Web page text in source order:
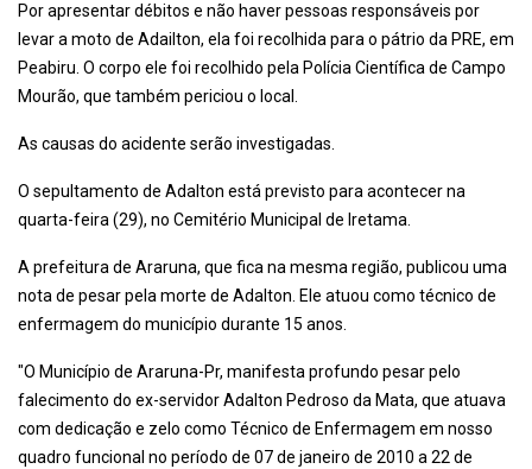
Por apresentar débitos e não haver pessoas responsáveis por
levar a moto de Adailton, ela foi recolhida para o pátrio da PRE, em
Peabiru. O corpo ele foi recolhido pela Polícia Científica de Campo
Mourão, que também periciou o local.
As causas do acidente serão investigadas.
O sepultamento de Adalton está previsto para acontecer na
quarta-feira (29), no Cemitério Municipal de Iretama.
A prefeitura de Araruna, que fica na mesma região, publicou uma
nota de pesar pela morte de Adalton. Ele atuou como técnico de
enfermagem do município durante 15 anos.
"O Município de Araruna-Pr, manifesta profundo pesar pelo
falecimento do ex-servidor Adalton Pedroso da Mata, que atuava
com dedicação e zelo como Técnico de Enfermagem em nosso
quadro funcional no período de 07 de janeiro de 2010 a 22 de